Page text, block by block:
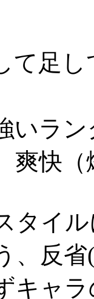
て足
いラ
爽快（
タイ
、反省
キャラ